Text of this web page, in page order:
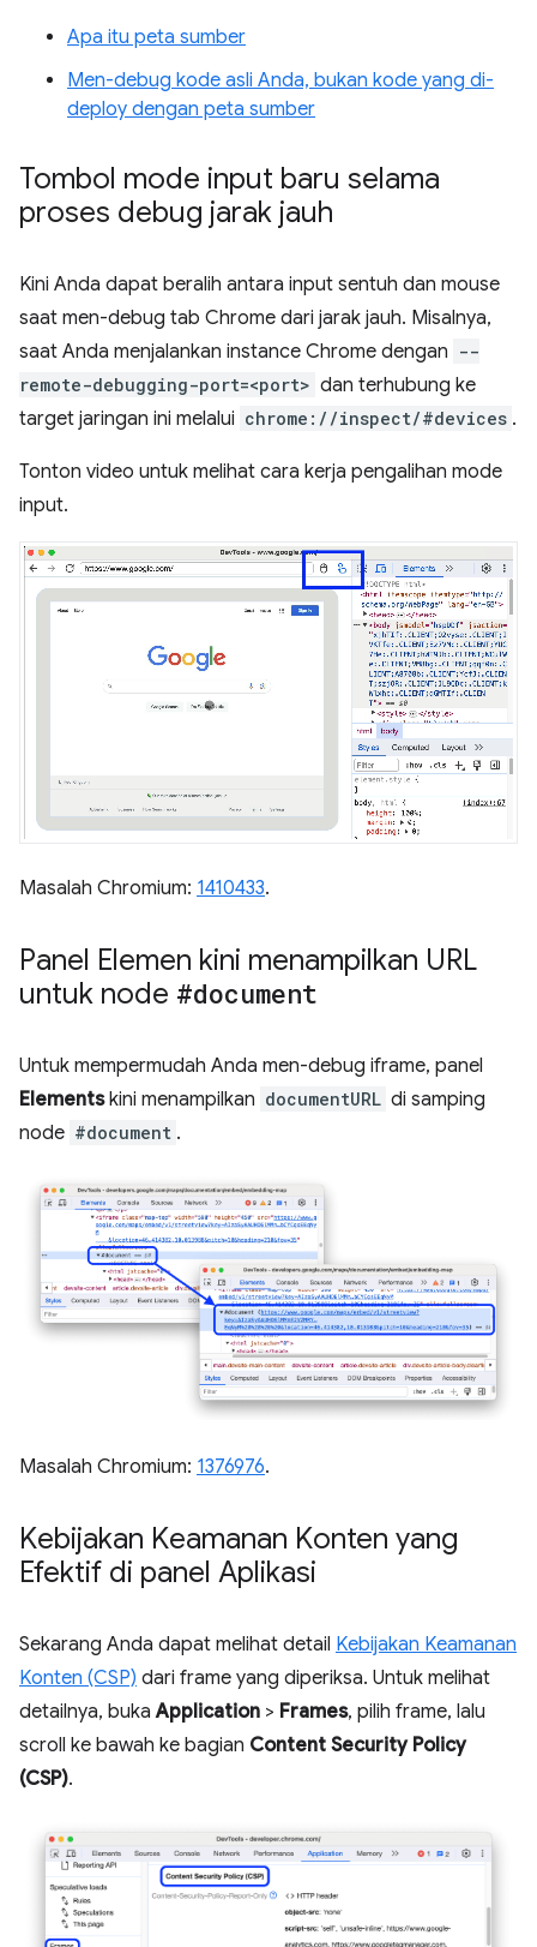
Apa itu peta sumber
Men-debug kode asli Anda, bukan kode yang di-
deploy dengan peta sumber
Tombol mode input baru selama
proses debug jarak jauh
Kini Anda dapat beralih antara input sentuh dan mouse
saat men-debug tab Chrome dari jarak jauh. Misalnya,
saat Anda menjalankan instance Chrome dengan --
remote-debugging-port=<port> dan terhubung ke
target jaringan ini melalui chrome://inspect/#devices .
Tonton video untuk melihat cara kerja pengalihan mode
input.
Masalah Chromium: 1410433.
Panel Elemen kini menampilkan URL
untuk node #document
Untuk mempermudah Anda men-debug iframe, panel
Elementskini menampilkan documentURL di samping
node #document .
Masalah Chromium: 1376976.
Kebijakan Keamanan Konten yang
Efektif di panel Aplikasi
Sekarang Anda dapat melihat detail Kebijakan Keamanan
Konten (CSP) dari frame yang diperiksa. Untuk melihat
detailnya, bukaApplication > Frames, pilih frame, lalu
scroll ke bawah ke bagian Content Security Policy
(CSP).